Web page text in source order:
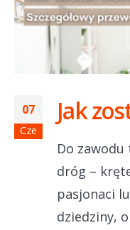
07
Cze
Jak
Do zawodu
dróg –
pasjonaci
dziedziny,